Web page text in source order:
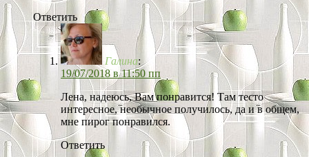
Ответить
Галина:
19/07/2018 в 11:50 пп
Лена, надеюсь, Вам понравится! Там тесто
интересное, необычное получилось, да и в общем,
мне пирог понравился.
Ответить